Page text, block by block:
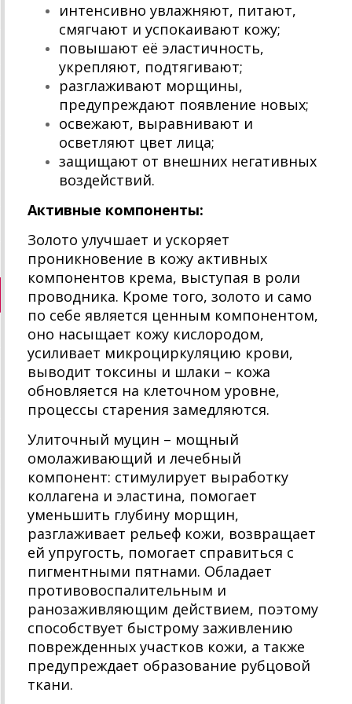
интенсивно увлажняют, питают,
смягчают и успокаивают кожу;
повышают её эластичность,
укрепляют, подтягивают;
разглаживают морщины,
предупреждают появление новых;
освежают, выравнивают и
осветляют цвет лица;
защищают от внешних негативных
воздействий.
Активные компоненты:
Золото улучшает и ускоряет
проникновение в кожу активных
компонентов крема, выступая в роли
проводника. Кроме того, золото и само
по себе является ценным компонентом,
оно насыщает кожу кислородом,
усиливает микроциркуляцию крови,
выводит токсины и шлаки – кожа
обновляется на клеточном уровне,
процессы старения замедляются.
Улиточный муцин – мощный
омолаживающий и лечебный
компонент: стимулирует выработку
коллагена и эластина, помогает
уменьшить глубину морщин,
разглаживает рельеф кожи, возвращает
ей упругость, помогает справиться с
пигментными пятнами. Обладает
противовоспалительным и
ранозаживляющим действием, поэтому
способствует быстрому заживлению
поврежденных участков кожи, а также
предупреждает образование рубцовой
ткани.